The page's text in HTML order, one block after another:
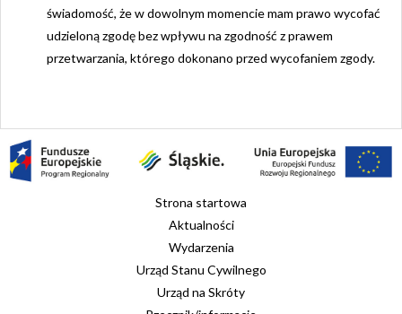
świadomość, że w dowolnym momencie mam prawo wycofać
udzieloną zgodę bez wpływu na zgodność z prawem
przetwarzania, którego dokonano przed wycofaniem zgody.
Strona startowa
Aktualności
Wydarzenia
Urząd Stanu Cywilnego
Urząd na Skróty